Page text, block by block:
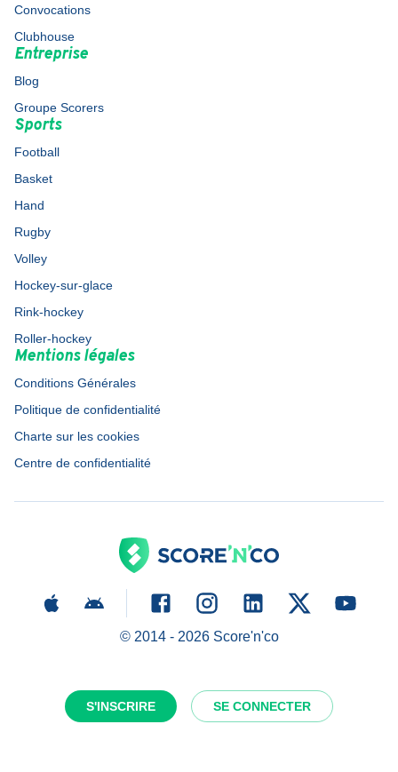
S'INSCRIRE SE CONNECTER
Convocations
Clubhouse
Entreprise
Blog
Groupe Scorers
Sports
Football
Basket
Hand
Rugby
Volley
Hockey-sur-glace
Rink-hockey
Roller-hockey
Mentions légales
Conditions Générales
Politique de confidentialité
Charte sur les cookies
Centre de confidentialité
© 2014 - 2026Score'n'co